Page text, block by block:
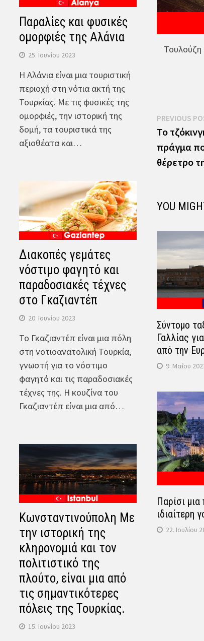
Τουλούζη
PREVIOUS
Το
πράγμα
θέρετρο
YOU
Σύντομο
Γαλλίας
από την
9. Μαΐου
Παρίσι
ιδιαίτερη
22. Ιουλίου
Παραλίες και φυσικές
ομορφιές της Αλάνια
25. Ιουνίου 2023
Η Αλάνια είναι μια τουριστική
περιοχή στη νότια ακτή της
Τουρκίας. Με τις φυσικές της
ομορφιές, την ιστορική της
δομή, τα τουριστικά της
αξιοθέατα και…
Διακοπές γεμάτες
νόστιμο φαγητό και
παραδοσιακές τέχνες
στο Γκαζιαντέπ
20. Ιουνίου 2023
Το Γκαζιαντέπ είναι μια πόλη
στη νοτιοανατολική Τουρκία,
γνωστή για το νόστιμο
φαγητό και τις παραδοσιακές
τέχνες της. Η κουζίνα του
Γκαζιαντέπ είναι μια από…
Κωνσταντινούπολη Με
την ιστορική της
κληρονομιά και τον
πολιτιστικό της
πλούτο, είναι μια από
τις σημαντικότερες
πόλεις της Τουρκίας.
15. Ιουνίου 2023